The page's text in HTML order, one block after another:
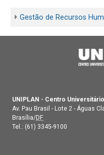
Gestão de Recursos
UNIPLAN - Centro
Av. Pau Brasil - Lote 2 - Águas
Brasília/DF
Tel.: (61) 3345-9100